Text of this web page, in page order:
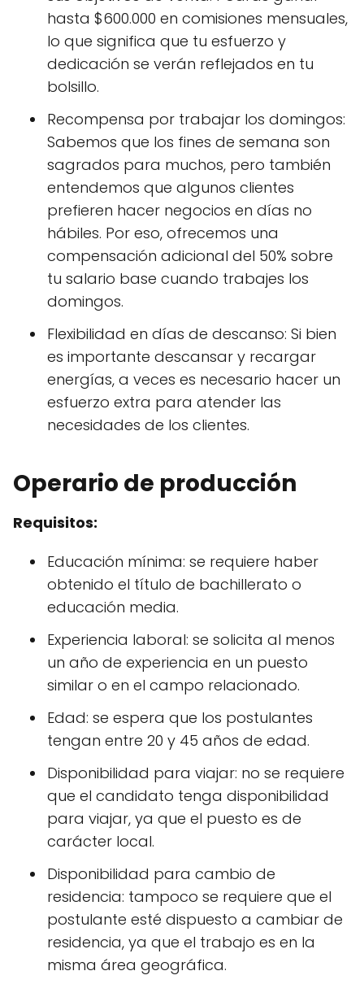
hasta $600.000 en comisiones mensuales,
lo que significa que tu esfuerzo y
dedicación se verán reflejados en tu
bolsillo.
Recompensa por trabajar los domingos:
Sabemos que los fines de semana son
sagrados para muchos, pero también
entendemos que algunos clientes
prefieren hacer negocios en días no
hábiles. Por eso, ofrecemos una
compensación adicional del 50% sobre
tu salario base cuando trabajes los
domingos.
Flexibilidad en días de descanso: Si bien
es importante descansar y recargar
energías, a veces es necesario hacer un
esfuerzo extra para atender las
necesidades de los clientes.
Operario de producción
Requisitos:
Educación mínima: se requiere haber
obtenido el título de bachillerato o
educación media.
Experiencia laboral: se solicita al menos
un año de experiencia en un puesto
similar o en el campo relacionado.
Edad: se espera que los postulantes
tengan entre 20 y 45 años de edad.
Disponibilidad para viajar: no se requiere
que el candidato tenga disponibilidad
para viajar, ya que el puesto es de
carácter local.
Disponibilidad para cambio de
residencia: tampoco se requiere que el
postulante esté dispuesto a cambiar de
residencia, ya que el trabajo es en la
misma área geográfica.